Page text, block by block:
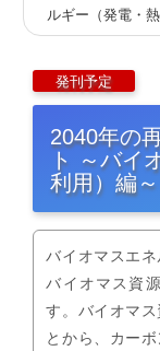
ルギー（発電・
2040年の
ト ～バイ
利用）編～
バイオマスエ
バイオマス資
す。バイオマ
とから、カー